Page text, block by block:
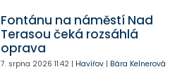
Fontánu na náměstí Nad
Terasou čeká rozsáhlá
oprava
7. srpna 2026 11:42| Havířov| Bára Kelnerová